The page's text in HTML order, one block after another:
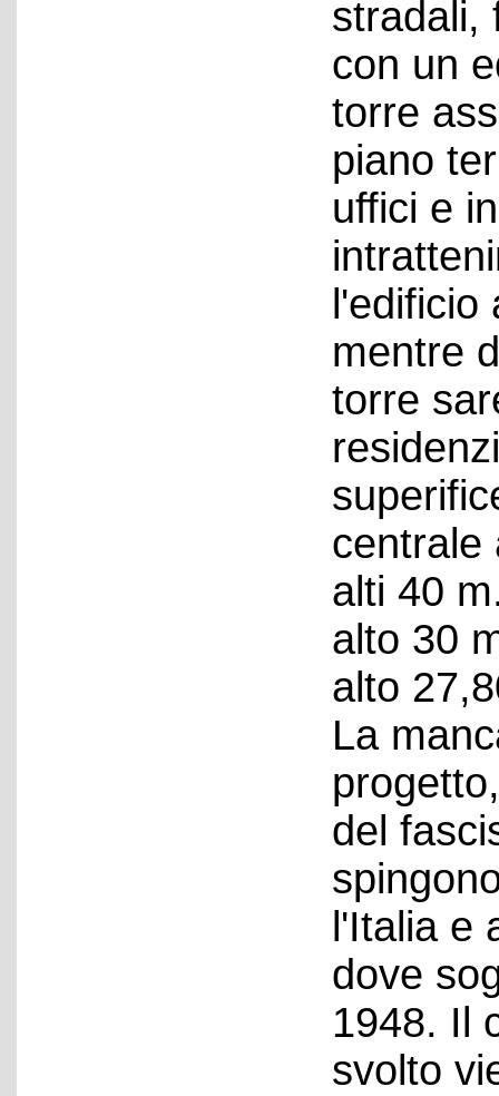
stradali,
con un
torre
piano
uffici e
mentre
torre
centrale
alti 40
alto 30
alto
La
del
l'Italia e
dove
1948. Il
svolto